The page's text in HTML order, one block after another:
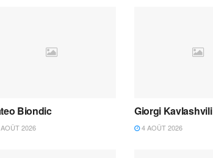
Biondic
2026
Giorgi Kavlashvili
4 AOÛT 2026